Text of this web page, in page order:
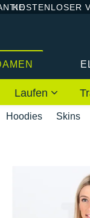
KOSTENLOSER
Laufen
Hoodies Skins